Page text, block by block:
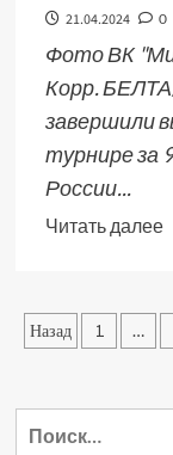
21.04.2024 0
Фото ВК
Корр.
завершили
турнире за
России...
Читать далее
Назад 1 …